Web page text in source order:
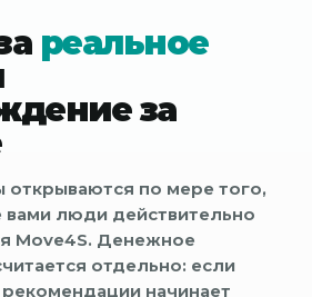
реальное
за
открываются по мере того,
вами люди действительно
Move4S. Денежное
отдельно: если
начинает